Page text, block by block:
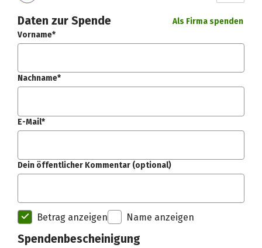
Daten zur Spende
Als Firma spenden
Vorname*
Nachname*
E-Mail*
Dein öffentlicher Kommentar (optional)
Betrag anzeigen Name anzeigen
Spendenbescheinigung
Spendenempfänger